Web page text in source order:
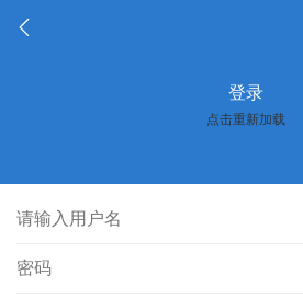
登录
点击重新加载